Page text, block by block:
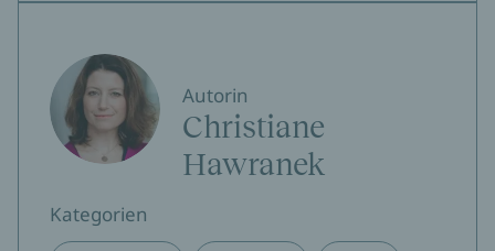
Autorin
Christiane
Hawranek
Kategorien